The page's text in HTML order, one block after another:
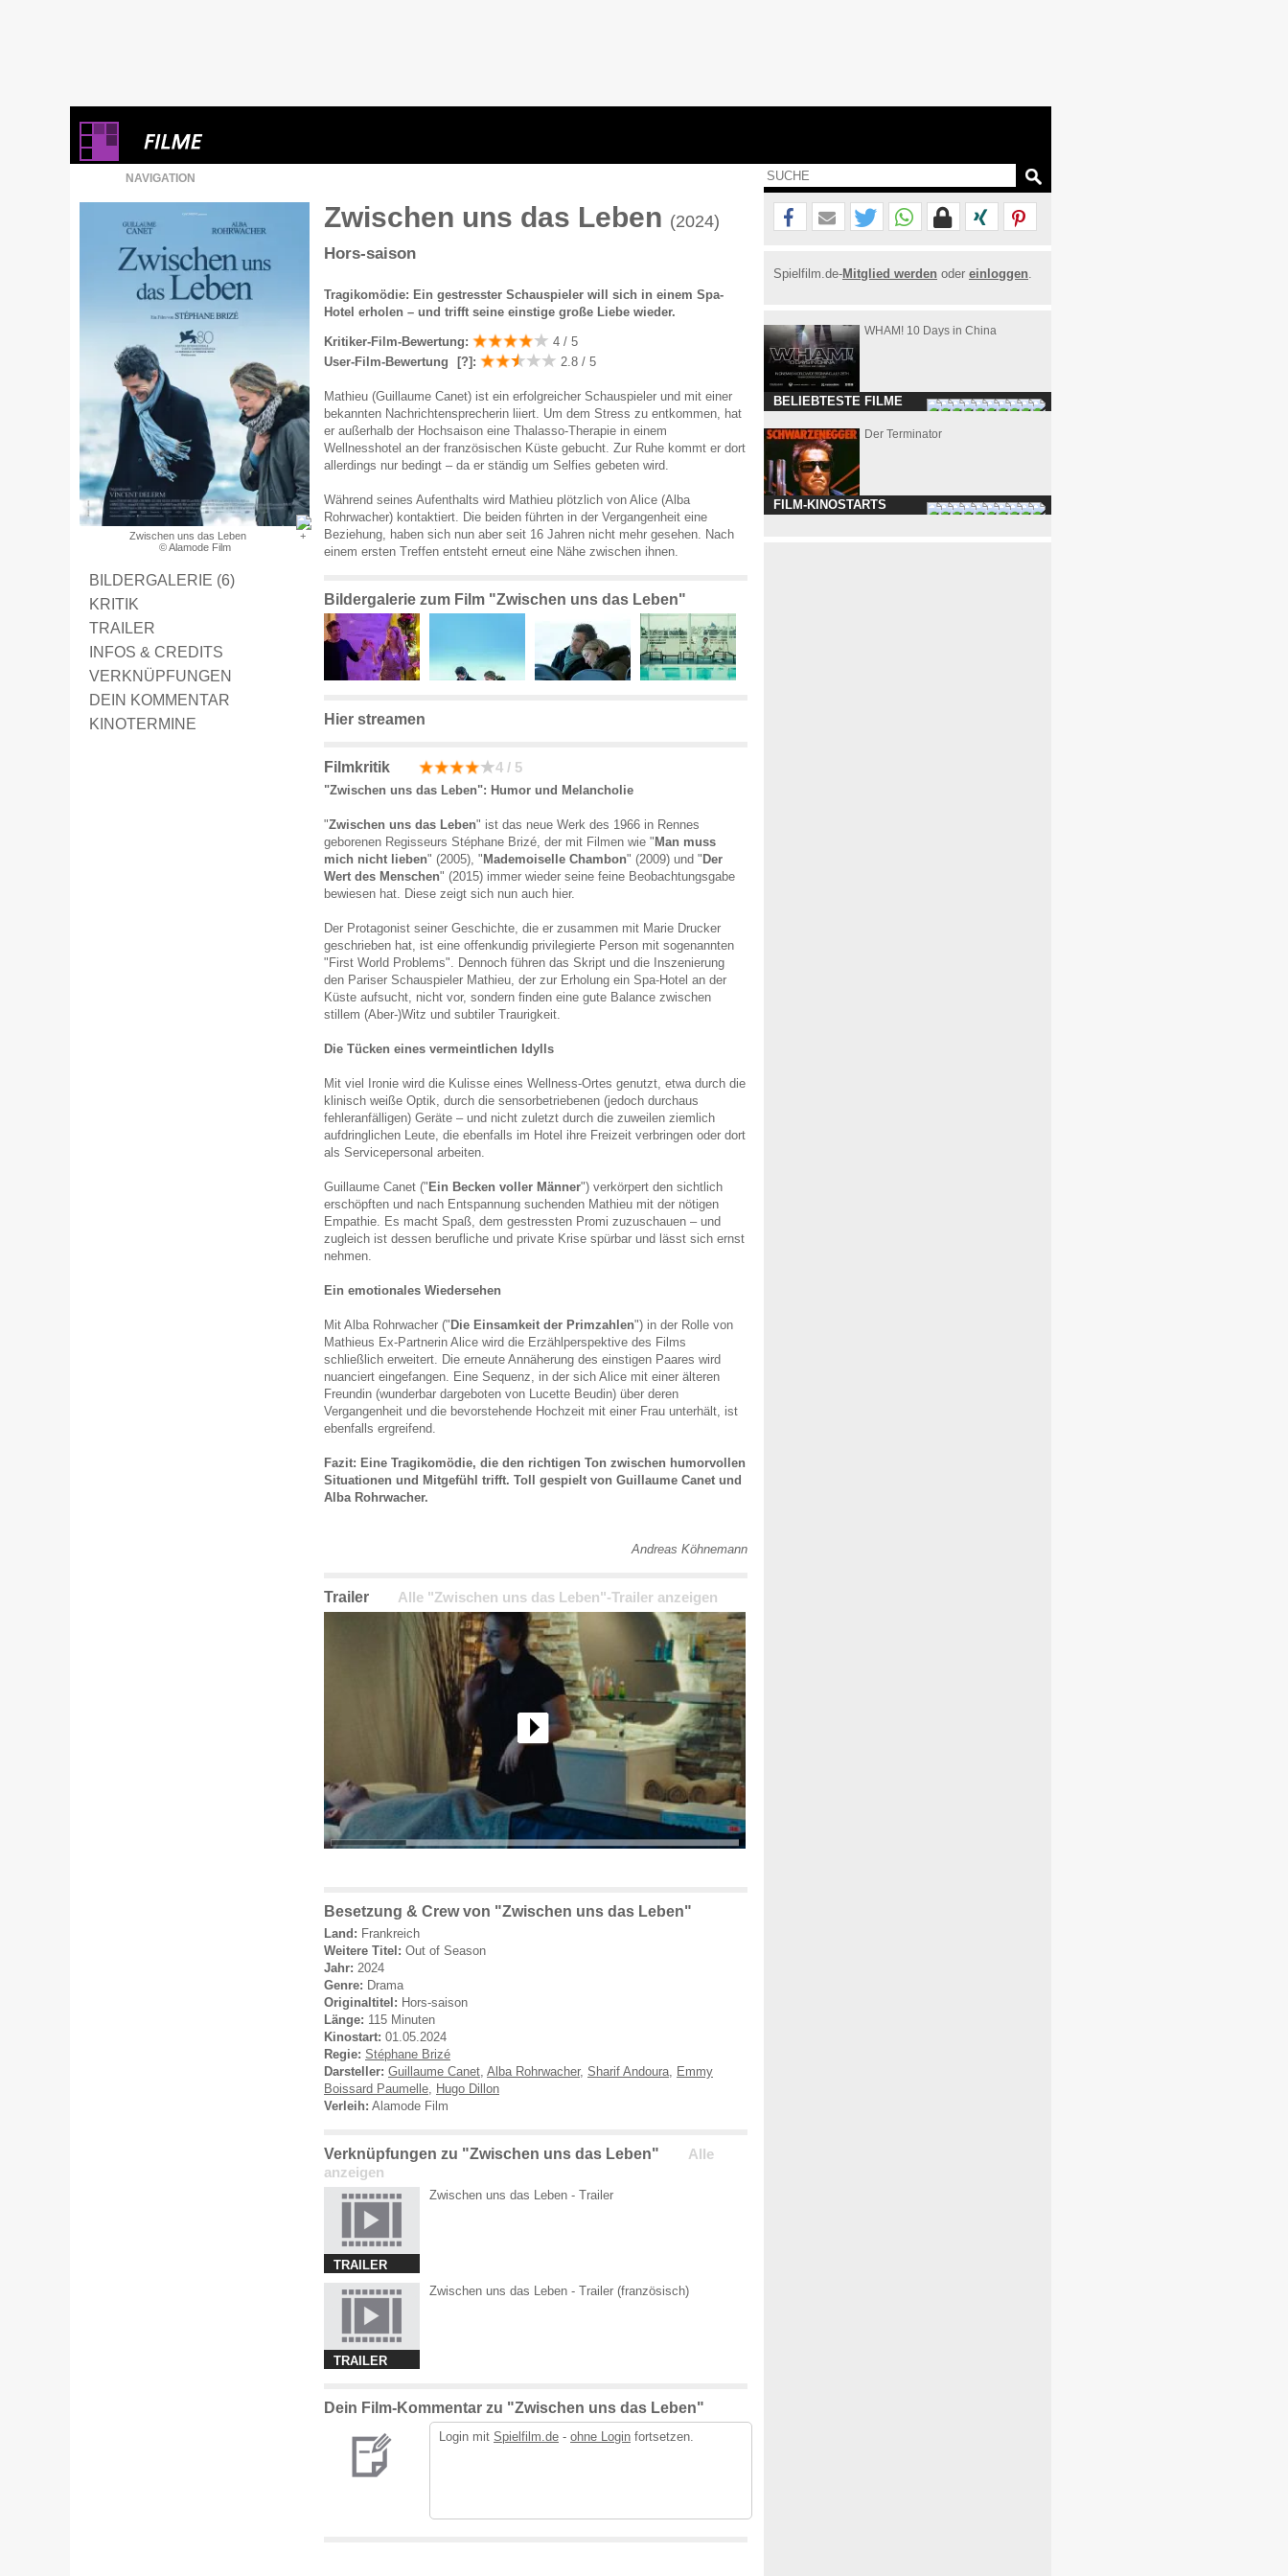
NAVIGATION
Zwischen uns das Leben
© Alamode Film
BILDERGALERIE (6)
KRITIK
TRAILER
INFOS & CREDITS
VERKNÜPFUNGEN
DEIN KOMMENTAR
KINOTERMINE
Zwischen uns das Leben (2024)
Hors-saison
Tragikomödie: Ein gestresster Schauspieler will sich in einem Spa-
Hotel erholen – und trifft seine einstige große Liebe wieder.
Kritiker-Film-Bewertung:
4 / 5
User-Film-Bewertung
[?] : 2.8 / 5
Mathieu (Guillaume Canet) ist ein erfolgreicher Schauspieler und mit einer
bekannten Nachrichtensprecherin liiert. Um dem Stress zu entkommen, hat
er außerhalb der Hochsaison eine Thalasso-Therapie in einem
Wellnesshotel an der französischen Küste gebucht. Zur Ruhe kommt er dort
allerdings nur bedingt – da er ständig um Selfies gebeten wird.
Während seines Aufenthalts wird Mathieu plötzlich von Alice (Alba
Rohrwacher) kontaktiert. Die beiden führten in der Vergangenheit eine
Beziehung, haben sich nun aber seit 16 Jahren nicht mehr gesehen. Nach
einem ersten Treffen entsteht erneut eine Nähe zwischen ihnen.
Bildergalerie zum Film "Zwischen uns das Leben"
Hier streamen
Filmkritik 4 / 5
"Zwischen uns das Leben": Humor und Melancholie
"Zwischen uns das Leben" ist das neue Werk des 1966 in Rennes
geborenen Regisseurs Stéphane Brizé, der mit Filmen wie " Man muss
mich nicht lieben" (2005), " Mademoiselle Chambon" (2009) und " Der
Wert des Menschen" (2015) immer wieder seine feine Beobachtungsgabe
bewiesen hat. Diese zeigt sich nun auch hier.
Der Protagonist seiner Geschichte, die er zusammen mit Marie Drucker
geschrieben hat, ist eine offenkundig privilegierte Person mit sogenannten
"First World Problems". Dennoch führen das Skript und die Inszenierung
den Pariser Schauspieler Mathieu, der zur Erholung ein Spa-Hotel an der
Küste aufsucht, nicht vor, sondern finden eine gute Balance zwischen
stillem (Aber-)Witz und subtiler Traurigkeit.
Die Tücken eines vermeintlichen Idylls
Mit viel Ironie wird die Kulisse eines Wellness-Ortes genutzt, etwa durch die
klinisch weiße Optik, durch die sensorbetriebenen (jedoch durchaus
fehleranfälligen) Geräte – und nicht zuletzt durch die zuweilen ziemlich
aufdringlichen Leute, die ebenfalls im Hotel ihre Freizeit verbringen oder dort
als Servicepersonal arbeiten.
Guillaume Canet (" Ein Becken voller Männer") verkörpert den sichtlich
erschöpften und nach Entspannung suchenden Mathieu mit der nötigen
Empathie. Es macht Spaß, dem gestressten Promi zuzuschauen – und
zugleich ist dessen berufliche und private Krise spürbar und lässt sich ernst
nehmen.
Ein emotionales Wiedersehen
Mit Alba Rohrwacher (" Die Einsamkeit der Primzahlen") in der Rolle von
Mathieus Ex-Partnerin Alice wird die Erzählperspektive des Films
schließlich erweitert. Die erneute Annäherung des einstigen Paares wird
nuanciert eingefangen. Eine Sequenz, in der sich Alice mit einer älteren
Freundin (wunderbar dargeboten von Lucette Beudin) über deren
Vergangenheit und die bevorstehende Hochzeit mit einer Frau unterhält, ist
ebenfalls ergreifend.
Fazit: Eine Tragikomödie, die den richtigen Ton zwischen humorvollen
Situationen und Mitgefühl trifft. Toll gespielt von Guillaume Canet und
Alba Rohrwacher.
Andreas Köhnemann
Trailer Alle "Zwischen uns das Leben"-Trailer anzeigen
Besetzung & Crew von "Zwischen uns das Leben"
Land: Frankreich
Weitere Titel: Out of Season
Jahr: 2024
Genre: Drama
Originaltitel: Hors-saison
Länge: 115 Minuten
Kinostart: 01.05.2024
Regie: Stéphane Brizé
Darsteller: Guillaume Canet, Alba Rohrwacher, Sharif Andoura, Emmy
Boissard Paumelle, Hugo Dillon
Verleih: Alamode Film
Verknüpfungen zu "Zwischen uns das Leben"
Alle
anzeigen
TRAILER
Zwischen uns das Leben - Trailer
TRAILER
Zwischen uns das Leben - Trailer (französisch)
Dein Film-Kommentar zu "Zwischen uns das Leben"
Login mit Spielfilm.de - ohne Login fortsetzen.
Spielfilm.de-Mitglied werden oder einloggen.
WHAM! 10 Days in China
BELIEBTESTE FILME
Der Terminator
FILM-KINOSTARTS